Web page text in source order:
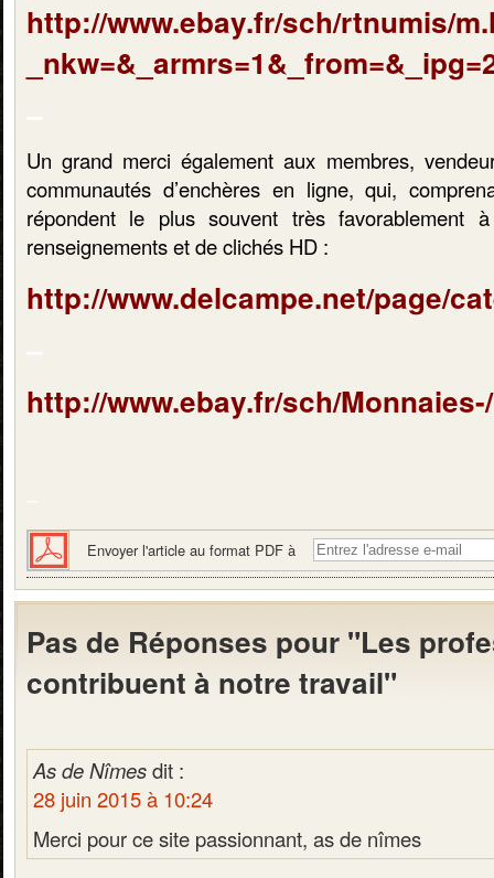
http://www.ebay.fr/sch/rtnumis/
Un grand merci également aux membres,
communautés d’enchères en ligne, qui,
répondent le plus souvent très favorablement
renseignements et de clichés HD :
http://www.delcampe.net/page/
http://www.ebay.fr/sch/
Envoyer l'article au format PDF à
Pas de Réponses pour "Les
contribuent à notre travail"
As de Nîmesdit :
28 juin 2015 à 10:24
Merci pour ce site passionnant, as de nîmes